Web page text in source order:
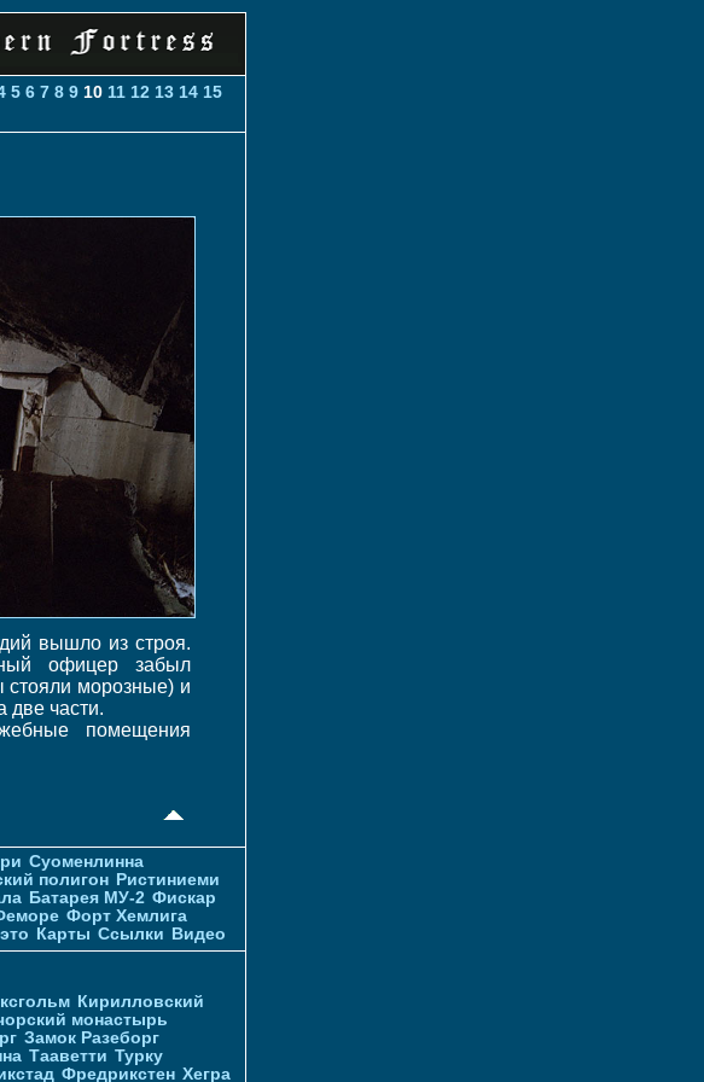
5 6 7 8 9 10 11 12 13 14 15
вышло из строя.
офицер забыл
стояли морозные) и
две части.
помещения
Суоменлиннa
полигон Ристиниеми
Батарея МУ-2 Фискар
Форт Хемлига
Карты Ссылки Видео
Кирилловский
монастырь
Замок Разеборг
Тааветти Турку
Фредрикстен Хегра